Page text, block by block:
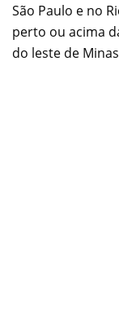
São Paulo e no
perto ou acima
do leste de